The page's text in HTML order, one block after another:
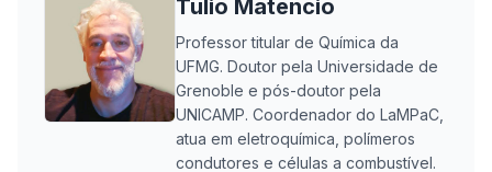
Tulio Matencio
Professor titular de Química da
UFMG. Doutor pela Universidade de
Grenoble e pós-doutor pela
UNICAMP. Coordenador do LaMPaC,
atua em eletroquímica, polímeros
condutores e células a combustível.